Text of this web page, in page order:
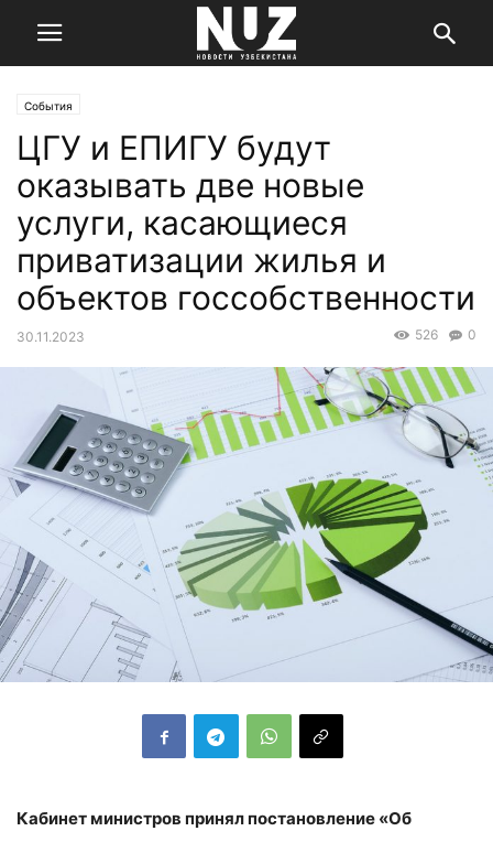
События
ЦГУ и ЕПИГУ будут
оказывать две новые
услуги, касающиеся
приватизации жилья и
объектов госсобственности
30.11.2023 0
526
Кабинет министров принял постановление «Об